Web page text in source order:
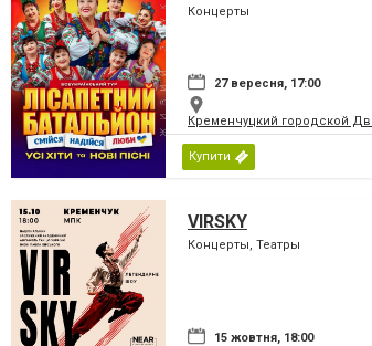
Концерты
27 вересня, 17:00
Кременчуцкий городской
Купити
VIRSKY
Концерты, Театры
15 жовтня, 18:00